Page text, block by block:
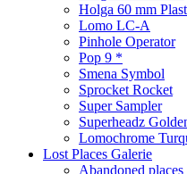
Holga 60 mm
Lomo LC-A
Pinhole Operator
Pop 9 *
Smena Symbol
Sprocket Rocket
Super Sampler
Superheadz
Lomochrome
Lost Places Galerie
Abandoned